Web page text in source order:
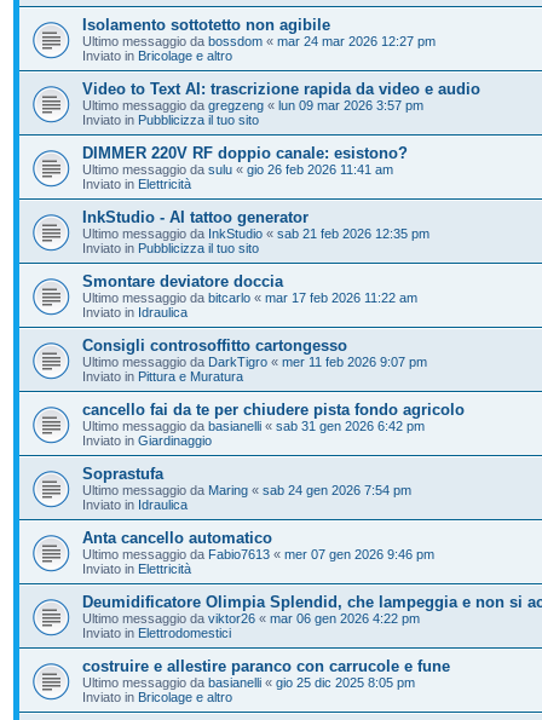
Isolamento sottotetto non agibile
Ultimo messaggio da bossdom « mar 24 mar 2026 12:27 pm
Inviato in Bricolage e altro
Video to Text AI: trascrizione rapida da video e audio
Ultimo messaggio da gregzeng « lun 09 mar 2026 3:57 pm
Inviato in Pubblicizza il tuo sito
DIMMER 220V RF doppio canale: esistono?
Ultimo messaggio da sulu « gio 26 feb 2026 11:41 am
Inviato in Elettricità
InkStudio - AI tattoo generator
Ultimo messaggio da InkStudio « sab 21 feb 2026 12:35 pm
Inviato in Pubblicizza il tuo sito
Smontare deviatore doccia
Ultimo messaggio da bitcarlo « mar 17 feb 2026 11:22 am
Inviato in Idraulica
Consigli controsoffitto cartongesso
Ultimo messaggio da DarkTigro « mer 11 feb 2026 9:07 pm
Inviato in Pittura e Muratura
cancello fai da te per chiudere pista fondo agricolo
Ultimo messaggio da basianelli « sab 31 gen 2026 6:42 pm
Inviato in Giardinaggio
Soprastufa
Ultimo messaggio da Maring « sab 24 gen 2026 7:54 pm
Inviato in Idraulica
Anta cancello automatico
Ultimo messaggio da Fabio7613 « mer 07 gen 2026 9:46 pm
Inviato in Elettricità
Deumidificatore Olimpia Splendid, che lampeggia e non si
Ultimo messaggio da viktor26 « mar 06 gen 2026 4:22 pm
Inviato in Elettrodomestici
costruire e allestire paranco con carrucole e fune
Ultimo messaggio da basianelli « gio 25 dic 2025 8:05 pm
Inviato in Bricolage e altro